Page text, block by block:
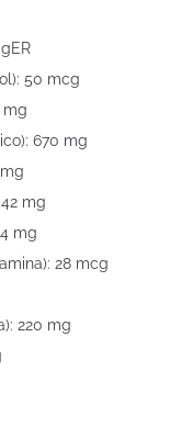
50 mcg
mg
670 mg
mg
mg
28 mcg
220 mg